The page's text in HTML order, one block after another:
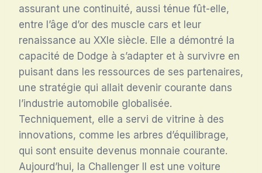
assurant une continuité, aussi ténue fût-elle,
entre l’âge d’or des muscle cars et leur
renaissance au XXIe siècle. Elle a démontré la
capacité de Dodge à s’adapter et à survivre en
puisant dans les ressources de ses partenaires,
une stratégie qui allait devenir courante dans
l’industrie automobile globalisée.
Techniquement, elle a servi de vitrine à des
innovations, comme les arbres d’équilibrage,
qui sont ensuite devenus monnaie courante.
Aujourd’hui, la Challenger II est une voiture